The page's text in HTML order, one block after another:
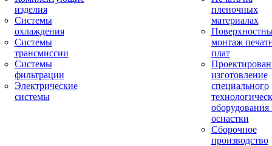
изделия
Системы
охлаждения
Системы
трансмиссии
Системы
фильтрации
Электрические
системы
пленочных
материалах
монтаж
плат
изготовление
специального
оборудования
оснастки
Сборочное
производство